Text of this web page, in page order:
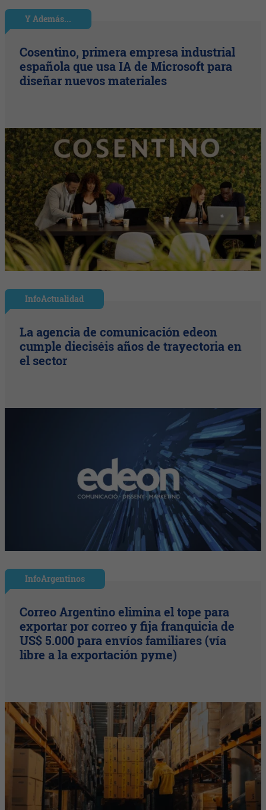
Y Además...
Cosentino, primera empresa industrial
española que usa IA de Microsoft para
diseñar nuevos materiales
InfoActualidad
La agencia de comunicación edeon
cumple dieciséis años de trayectoria en
el sector
InfoArgentinos
Correo Argentino elimina el tope para
exportar por correo y fija franquicia de
US$ 5.000 para envíos familiares (vía
libre a la exportación pyme)